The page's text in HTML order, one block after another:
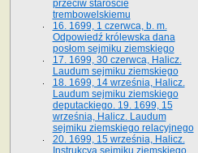
przeciw staroście
trembowelskiemu
16. 1699, 1 czerwca, b. m.
Odpowiedź królewska dana
posłom sejmiku ziemskiego
17. 1699, 30 czerwca, Halicz.
Laudum sejmiku ziemskiego
18. 1699, 14 września, Halicz.
Laudum sejmiku ziemskiego
deputackiego. 19. 1699, 15
września, Halicz. Laudum
sejmiku ziemskiego relacyjnego
20. 1699, 15 września, Halicz.
Instrukcya sejmiku ziemskiego